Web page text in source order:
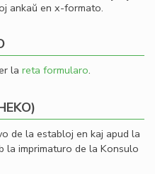
ankaŭ en x-formato.
la reta formularo.
de la establoj en kaj apud la
la imprimaturo de la Konsulo